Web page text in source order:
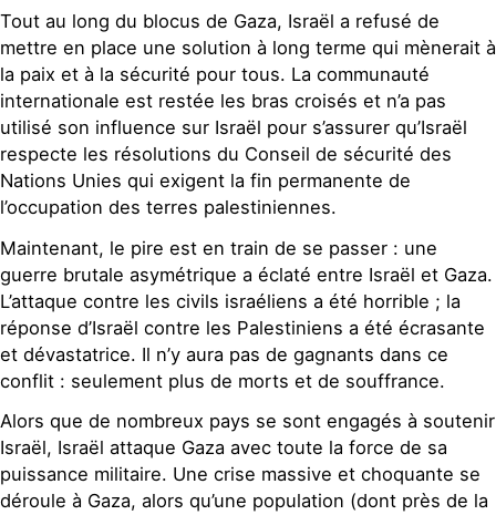
Tout au long du blocus de Gaza, Israël a refusé de
mettre en place une solution à long terme qui mènerait à
la paix et à la sécurité pour tous. La communauté
internationale est restée les bras croisés et n’a pas
utilisé son influence sur Israël pour s’assurer qu’Israël
respecte les résolutions du Conseil de sécurité des
Nations Unies qui exigent la fin permanente de
l’occupation des terres palestiniennes.
Maintenant, le pire est en train de se passer : une
guerre brutale asymétrique a éclaté entre Israël et Gaza.
L’attaque contre les civils israéliens a été horrible ; la
réponse d’Israël contre les Palestiniens a été écrasante
et dévastatrice. Il n’y aura pas de gagnants dans ce
conflit : seulement plus de morts et de souffrance.
Alors que de nombreux pays se sont engagés à soutenir
Israël, Israël attaque Gaza avec toute la force de sa
puissance militaire. Une crise massive et choquante se
déroule à Gaza, alors qu’une population (dont près de la